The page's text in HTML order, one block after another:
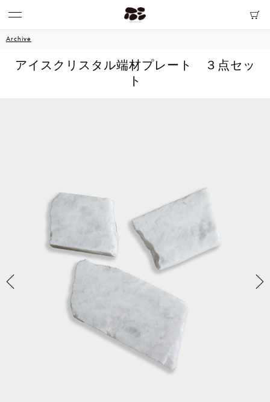
Archive
アイスクリスタル端材プレート ３点セッ
ト